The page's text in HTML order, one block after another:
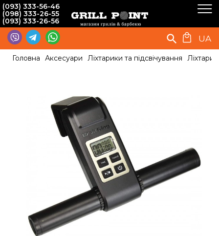
(093) 333-56-46
(098) 333-26-55
(093) 333-26-56
UA
Головна Аксесуари Ліхтарики та підсвічування